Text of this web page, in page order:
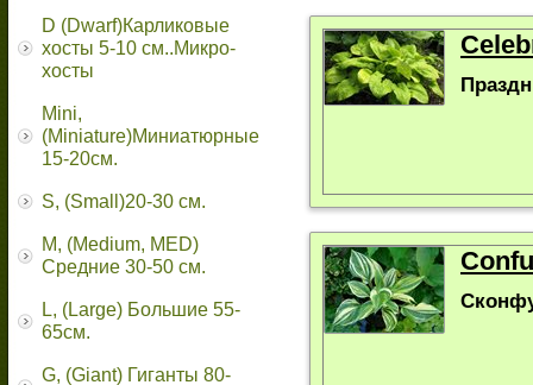
D (Dwarf)Карликовые
хосты 5-10 см..Микро-
хосты
Mini,
(Miniature)Миниатюрные
15-20см.
S, (Small)20-30 см.
M, (Medium, MED)
Средние 30-50 см.
L, (Large) Большие 55-
65cм.
G, (Giant) Гиганты 80-